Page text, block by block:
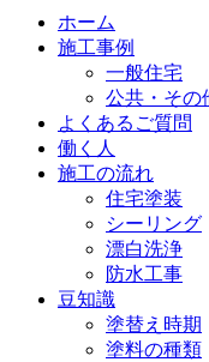
ホーム
施工事例
一般住宅
公共・その
よくあるご質問
働く人
施工の流れ
住宅塗装
シーリング
漂白洗浄
防水工事
豆知識
塗替え時期
塗料の種類